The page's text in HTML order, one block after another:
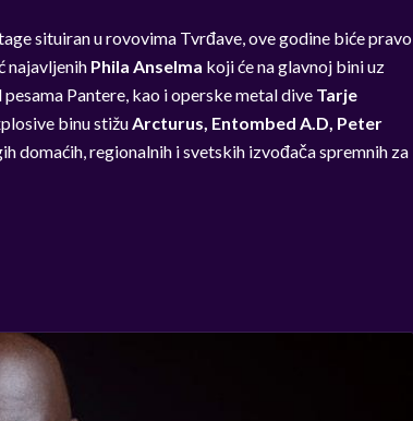
situiran u rovovima Tvrđave, ove godine biće pravo
najavljenih Phila Anselma koji će na glavnoj bini uz
Pantere, kao i operske metal dive Tarje
binu stižuArcturus, Entombed A.D, Peter
domaćih, regionalnih i svetskih izvođača spremnih za